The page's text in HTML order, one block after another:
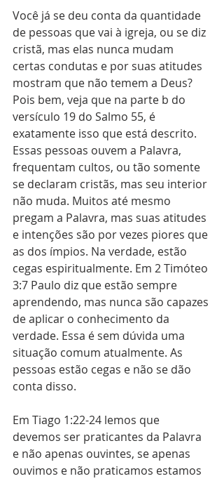
Você já se deu conta da quantidade
de pessoas que vai à igreja, ou se diz
cristã, mas elas nunca mudam
certas condutas e por suas atitudes
mostram que não temem a Deus?
Pois bem, veja que na parte b do
versículo 19 do Salmo 55, é
exatamente isso que está descrito.
Essas pessoas ouvem a Palavra,
frequentam cultos, ou tão somente
se declaram cristãs, mas seu interior
não muda. Muitos até mesmo
pregam a Palavra, mas suas atitudes
e intenções são por vezes piores que
as dos ímpios. Na verdade, estão
cegas espiritualmente. Em 2 Timóteo
3:7 Paulo diz que estão sempre
aprendendo, mas nunca são capazes
de aplicar o conhecimento da
verdade. Essa é sem dúvida uma
situação comum atualmente. As
pessoas estão cegas e não se dão
conta disso.
Em Tiago 1:22-24 lemos que
devemos ser praticantes da Palavra
e não apenas ouvintes, se apenas
ouvimos e não praticamos estamos